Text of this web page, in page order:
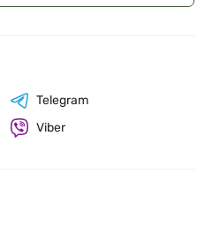
Telegram
Viber